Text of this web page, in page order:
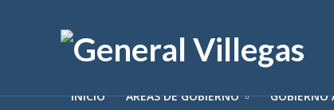
INICIO ÁREAS DE GOBIERNO GOBIERNO